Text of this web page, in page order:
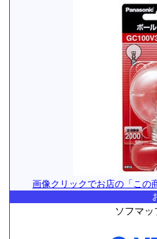
画像クリックでお店の「この
ソフマ